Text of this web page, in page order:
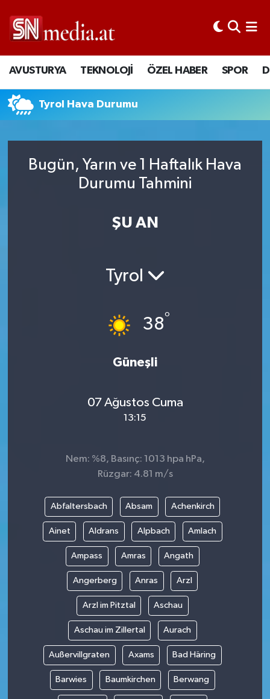
AVUSTURYA TEKNOLOJİ ÖZEL HABER SPOR
Tyrol Hava Durumu
Bugün, Yarın ve 1 Haftalık Hava
Durumu Tahmini
ŞU AN
Tyrol
38°
Güneşli
07 Ağustos Cuma
13:15
Nem: %8, Basınç: 1013 hpa hPa,
Rüzgar: 4.81 m/s
Abfaltersbach Absam Achenkirch
Ainet Aldrans Alpbach Amlach
Ampass Amras Angath
Angerberg Anras Arzl
Arzl im Pitztal Aschau
Aschau im Zillertal Aurach
Außervillgraten Axams Bad Häring
Barwies Baumkirchen Berwang